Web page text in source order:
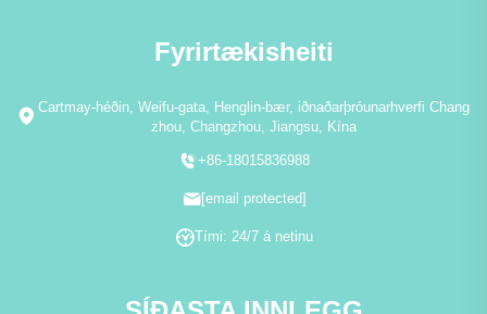
Fyrirtækisheiti
Cartmay-héðin, Weifu-gata, Henglin-bær, iðnaðarþróunarhverfi Chang
zhou, Changzhou, Jiangsu, Kína
+86-18015836988
[email protected]
Tími: 24/7 á netinu